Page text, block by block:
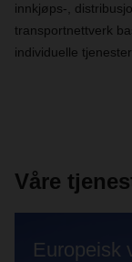
innkjøps-,
transportnettverk
individuelle tjenester.
Våre
Europeisk